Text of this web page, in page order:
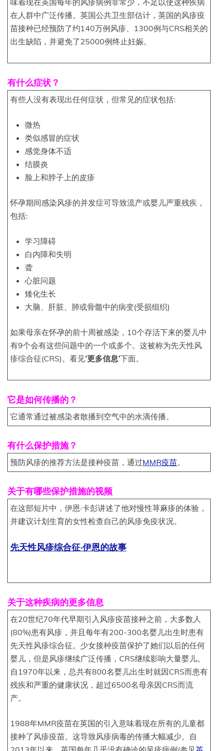
味着现在英国每年的风疹病例非常少，不足以使这种疾病
在人群中广泛传播。英国公共卫生部估计，英国的风疹疫
苗接种已经预防了约140万例风疹、1300例与CRS相关的
出生缺陷，并避免了25000例终止妊娠。
有什么症状？
有些人没有表现出任何症状，但常见的症状包括:
微热
类似感冒的症状
感觉身体不适
结膜炎
脸上和脖子上的皮疹
怀孕期间感染风疹的并发症可导致流产或婴儿严重残疾，
包括:
学习障碍
白内障和失明
聋
心脏问题
矮化生长
大脑、肝脏、肺或骨髓中的病变(受损组织)
如果母亲在怀孕的前十周被感染，10个存活下来的婴儿中
有9个会有这些问题中的一个或多个。这被称为先天性风
疹综合征(CRS)。看见‘更多信息’下面。
它是如何传播的？
它通常通过被感染者散播到空气中的水滴传播。
有什么保护措施？
预防风疹的推荐方法是接种疫苗，通过MMR疫苗。
关于有哪些保护措施的视频
在这部短片中，伊恩·卡彭讲述了他对慢性荨麻疹的体验，
并建议计划生育的女性检查自己的风疹免疫状况。
先天性风疹综合征-伊恩的故事
关于这种疾病的更多信息
在20世纪70年代早期引入风疹疫苗接种之前，大多数人
(80%)患有风疹，并且每年有200-300名婴儿出生时患有
先天性风疹综合征。少女接种疫苗保护了她们以后的任何
婴儿，但是风疹继续广泛传播，CRS继续影响大量婴儿。
自1970年以来，总共有800名婴儿出生时就因CRS而患有
残疾和严重的健康状况，超过6500名母亲因CRS而流
产。
1988年MMR疫苗在英国的引入意味着现在所有的儿童都
接种了风疹疫苗。这导致风疹病毒的传播大幅减少。自